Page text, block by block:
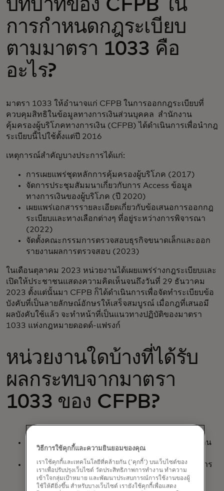
บทบาทของ CFPB ใน
การกำหนดกฎระเบียบ
ตามมาตรา 1033 คือ
อะไร?
มาตรา 1033 ให้อำนาจแก่ CFPB ในการออกกฎระเบียบที่
ควบคุมสิทธิในข้อมูลทางการเงินส่วนบุคคล สำนักงาน
คุ้มครองผู้บริโภคทางการเงิน (CFPB) ได้ดำเนินการเพื่อนำกฎ
ระเบียบนี้ไปใช้ตั้งแต่ปี 2016
เหตุการณ์สำคัญบางประการได้แก่:
การเผยแพร่ชุดหลักการคุ้มครองผู้บริโภค (2017)
จัดการประชุมสัมมนาเกี่ยวกับการ Access ข้อมูล
ทางการเงินของผู้บริโภค (ปี 2020)
เผยแพร่เอกสารรายละเอียดเกี่ยวกับข้อเสนอการออกกฎ
ระเบียบและทางเลือกต่างๆ ที่อยู่ระหว่างการพิจารณา
(2022)
จัดตั้งคณะกรรมการตรวจสอบธุรกิจขนาดเล็กและออก
รายงานผลการตรวจสอบ (2023)
ในเดือนตุลาคม 2023 หน่วยงานได้เผยแพร่ร่างกฎระเบียบและ
เปิดให้ประชาชนแสดงความคิดเห็นจนถึงวันที่ 29 ธันวาคม
2023 ตั้งแต่นั้นมา CFPB ก็ได้ดำเนินการเพื่อจัดทำระเบียบข้อ
บังคับที่เป็นลายลักษณ์อักษรให้เสร็จสมบูรณ์ เมื่อกฎที่เสนอมี
ผลบังคับใช้แล้ว จะทำหน้าที่เป็นแนวทางปฏิบัติของมาตรา
1033 แห่งกฎหมายดอดด์-แฟรงก์
หน่วยงานใดบ้างที่ได้รับ
ผลกระทบจากมาตรา
1033 ของ CFPB?
ผู้ให้บริการข้อมูล – สถาบันการเงินและผู้ให้บริการด้าน
การชำระเงินบางราย
ผู้รับข้อมูลจากภายนอก – บริษัทฟินเทคและสถาบันการ
เงินที่ทำหน้าที่แทนผู้บริโภคในฐานะผู้รับข้อมูล และผู้
รวบรวมข้อมูลที่ทำหน้าที่แทนผู้บริโภค
วิธีการใช้คุกกี้และความยินยอมของคุณ
เราใช้คุกกี้และเทคโนโลยีที่คล้ายกัน ('คุกกี้') บนเว็บไซต์ของ
เราเพื่อปรับปรุงเว็บไซต์ วัดประสิทธิภาพการทำงาน ทำความ
เข้าใจกลุ่มเป้าหมาย และพัฒนาประสบการณ์การใช้งานของผู้
ใช้ให้ดียิ่งขึ้น สำหรับบางเว็บไซต์ เรายังใช้คุกกี้เพื่อแสดง